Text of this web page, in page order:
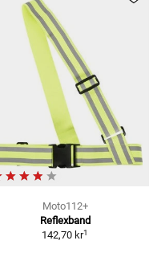
Moto112+
Reflexband
142,70 kr1